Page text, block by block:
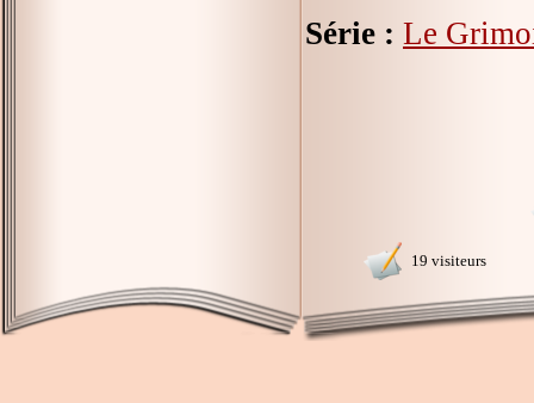
Série : Le
19 visiteurs